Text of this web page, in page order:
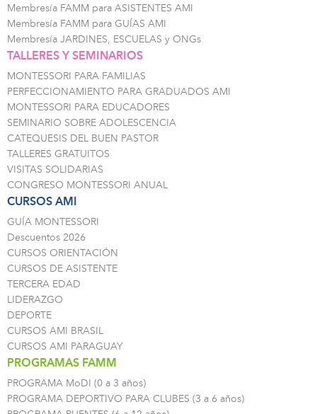
Membresía FAMM para ASISTENTES AMI
Membresía FAMM para GUÍAS AMI
Membresía JARDINES, ESCUELAS y ONGs
TALLERES Y SEMINARIOS
MONTESSORI PARA FAMILIAS
PERFECCIONAMIENTO PARA GRADUADOS AMI
MONTESSORI PARA EDUCADORES
SEMINARIO SOBRE ADOLESCENCIA
CATEQUESIS DEL BUEN PASTOR
TALLERES GRATUITOS
VISITAS SOLIDARIAS
CONGRESO MONTESSORI ANUAL
CURSOS AMI
GUÍA MONTESSORI
Descuentos 2026
CURSOS ORIENTACIÓN
CURSOS DE ASISTENTE
TERCERA EDAD
LIDERAZGO
DEPORTE
CURSOS AMI BRASIL
CURSOS AMI PARAGUAY
PROGRAMAS FAMM
PROGRAMA MoDI (0 a 3 años)
PROGRAMA DEPORTIVO PARA CLUBES (3 a 6 años)